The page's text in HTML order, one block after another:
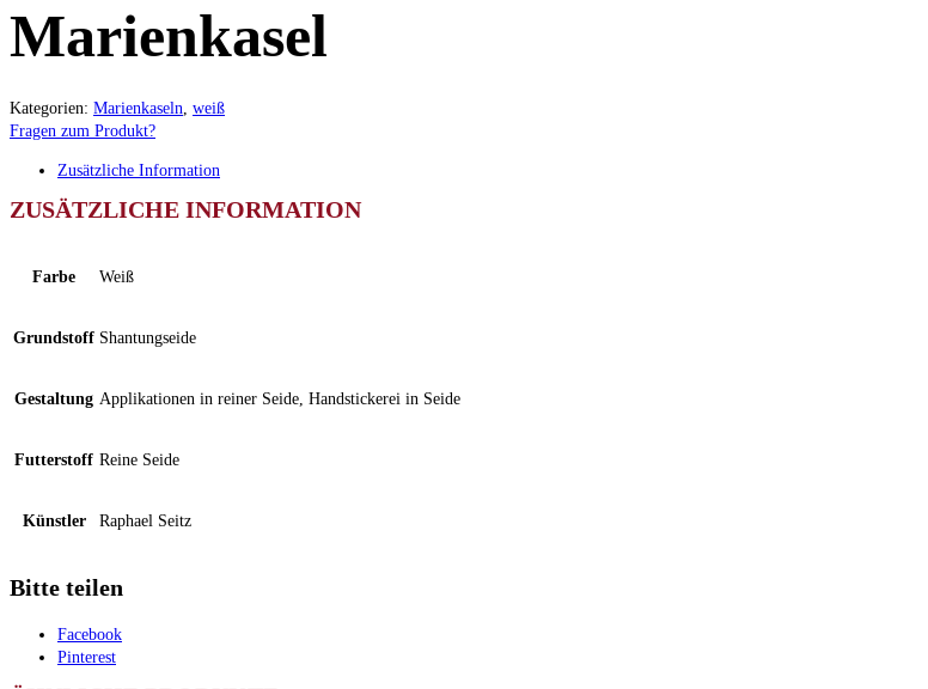
Marienkasel
Kategorien: Marienkaseln, weiß
Fragen zum Produkt?
Zusätzliche Information
ZUSÄTZLICHE INFORMATION
Farbe Weiß
Grundstoff Shantungseide
Gestaltung Applikationen in reiner Seide, Handstickerei in Seide
Futterstoff Reine Seide
Künstler Raphael Seitz
Bitte teilen
Facebook
Pinterest